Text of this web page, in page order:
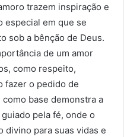
trazem inspiração e
especial em que se
sob a bênção de Deus.
de um amor
como respeito,
fazer o pedido de
base demonstra a
pela fé, onde o
divino para suas vidas e